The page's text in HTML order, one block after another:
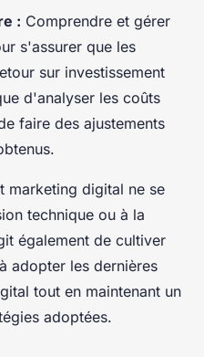
: Comprendre et gérer
s'assurer que les
sur investissement
d'analyser les coûts
faire des ajustements
marketing digital ne se
technique ou à la
également de cultiver
adopter les dernières
tout en maintenant un
adoptées.